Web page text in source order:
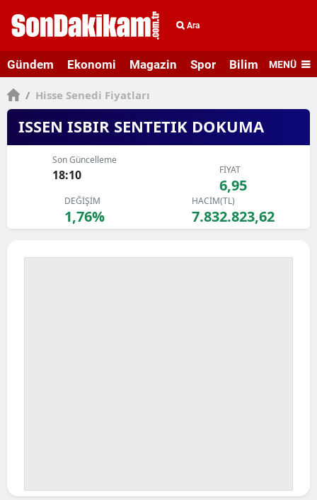
Ara
Gündem Ekonomi Magazin Spor Bilim veMENÜ
/ Hisse Senedi Fiyatları
ISSEN ISBIR SENTETIK DOKUMA
Son Güncelleme
18:10 FİYAT
6,95
DEĞİŞİM
1,76%
HACİM(TL)
7.832.823,62